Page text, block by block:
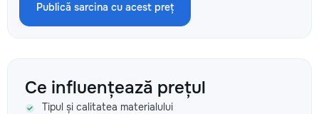
Publică sarcina cu acest preț
Ce influențează prețul
Tipul și calitatea materialului